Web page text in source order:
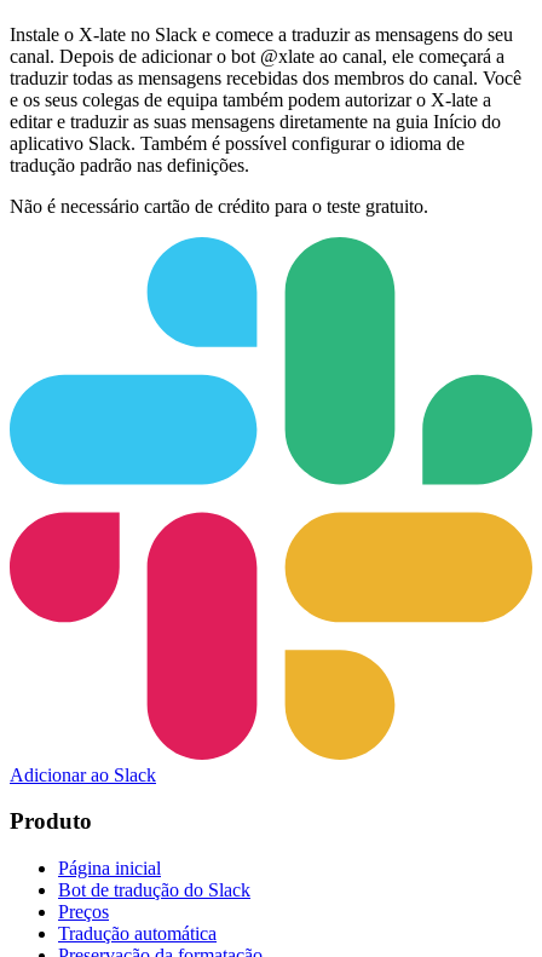
Instale o X-late no Slack e comece a traduzir as mensagens do seu
canal. Depois de adicionar o bot @xlate ao canal, ele começará a
traduzir todas as mensagens recebidas dos membros do canal. Você
e os seus colegas de equipa também podem autorizar o X-late a
editar e traduzir as suas mensagens diretamente na guia Início do
aplicativo Slack. Também é possível configurar o idioma de
tradução padrão nas definições.
Não é necessário cartão de crédito para o teste gratuito.
Adicionar ao Slack
Produto
Página inicial
Bot de tradução do Slack
Preços
Tradução automática